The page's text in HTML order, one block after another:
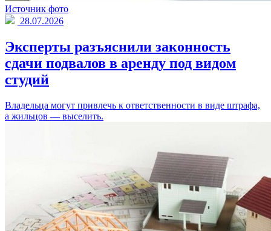
Источник фото
28.07.2026
Эксперты разъяснили законность
сдачи подвалов в аренду под видом
студий
Владельца могут привлечь к ответственности в виде штрафа,
а жильцов — выселить.